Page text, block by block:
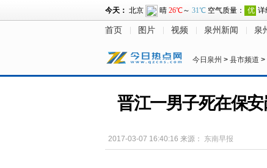
首页 图片 视频 泉州新闻 泉
今日泉州 > 县市频道 >
晋江一男子死在保
2017-03-07 16:40:16 来源： 东南早报